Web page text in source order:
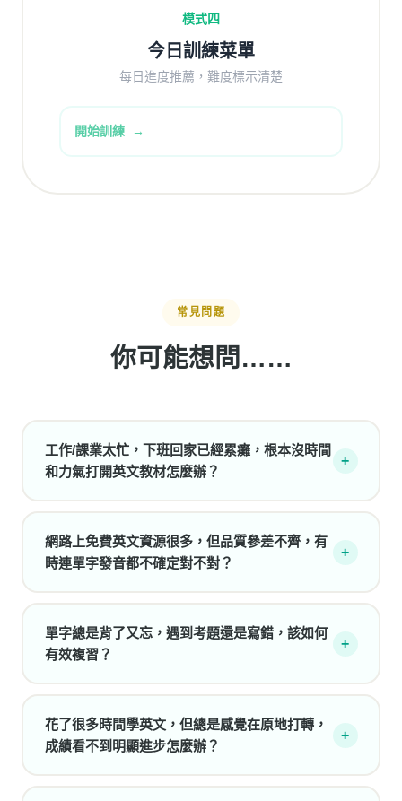
模式四
今日訓練菜單
每日進度推薦，難度標示清楚
開始訓練
常見問題
你可能想問……
工作/課業太忙，下班回家已經累癱，根本沒時間
和力氣打開英文教材怎麼辦？
+
網路上免費英文資源很多，但品質參差不齊，有
時連單字發音都不確定對不對？
+
單字總是背了又忘，遇到考題還是寫錯，該如何
有效複習？
+
花了很多時間學英文，但總是感覺在原地打轉，
成績看不到明顯進步怎麼辦？
+